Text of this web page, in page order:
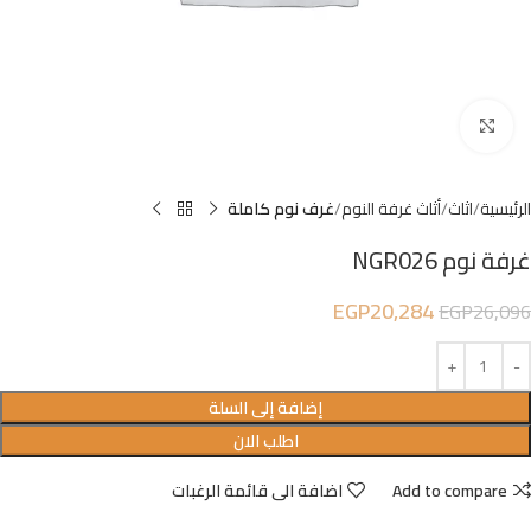
الرئيسية اثاث أثاث غرفة النوم غرف نوم كاملة
غرفة نوم NGR026
EGP26,096
EGP20,284
إضافة إلى السلة
اطلب الان
Add to compare
اضافة الى قائمة الرغبات